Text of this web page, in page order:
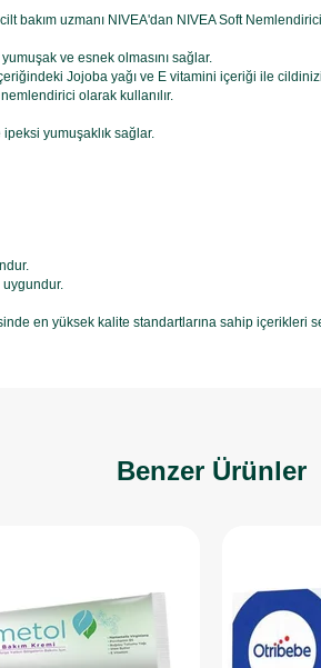
bakım uzmanı NIVEA'dan NIVEA Soft
ve esnek olmasını sağlar.
Jojoba yağı ve E vitamini içeriği ile
olarak kullanılır.
yumuşaklık sağlar.
uygundur.
en yüksek kalite standartlarına sahip içerikleri
Benzer Ürünler